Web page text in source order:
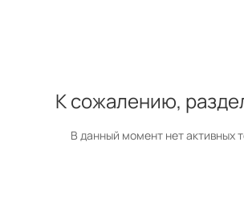
К сожалению,
В данный момент нет активных